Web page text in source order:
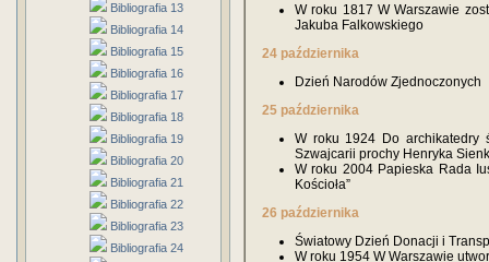
Bibliografia 13
Bibliografia 14
Bibliografia 15
Bibliografia 16
Bibliografia 17
Bibliografia 18
Bibliografia 19
Bibliografia 20
Bibliografia 21
Bibliografia 22
Bibliografia 23
Bibliografia 24
W roku 1817 W Warszawie
Jakuba Falkowskiego
24 października
Dzień Narodów Zjednoczonych
25 października
W roku 1924 Do archikatedry
Szwajcarii prochy Henryka
W roku 2004 Papieska Rada
Kościoła”
26 października
Światowy Dzień Donacji i
W roku 1954 W Warszawie